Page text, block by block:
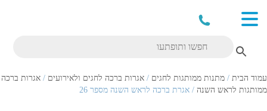
עמוד הבית / מתנות ממותגות לחגים / אגרות ברכה לחגים ולאירועים / אגרות ברכה
ממותגות לראש השנה / אגרת ברכה לראש השנה מספר 26